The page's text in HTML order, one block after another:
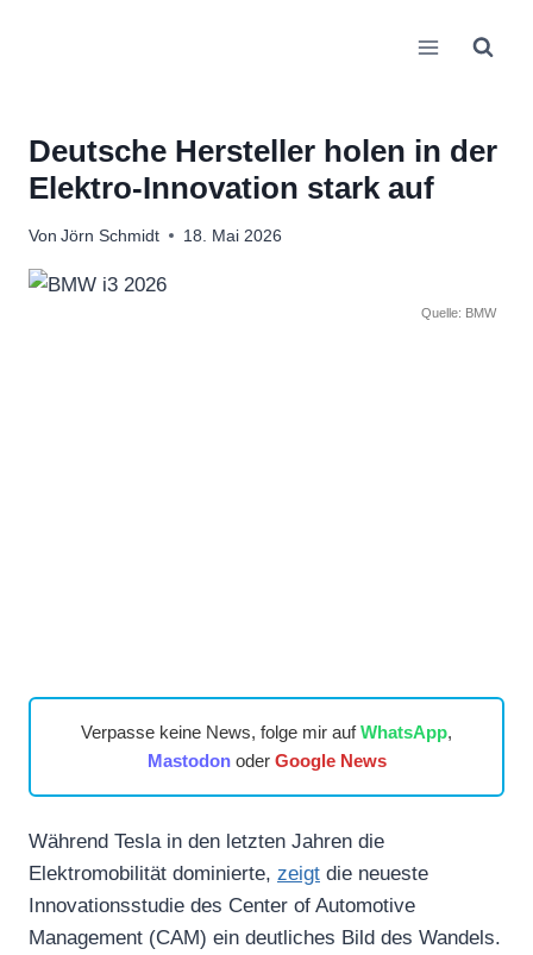
Deutsche Hersteller holen in der
Elektro-Innovation stark auf
Von Jörn Schmidt 18. Mai 2026
Quelle: BMW
Verpasse keine News, folge mir aufWhatsApp,
Mastodonoder Google News
Während Tesla in den letzten Jahren die
Elektromobilität dominierte, zeigt die neueste
Innovationsstudie des Center of Automotive
Management (CAM) ein deutliches Bild des Wandels.